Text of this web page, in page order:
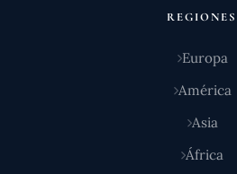
REGIONES
Europa
América
Asia
África